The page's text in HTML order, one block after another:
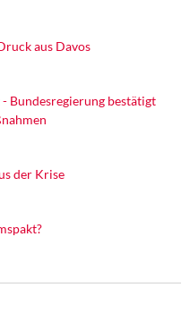
aus Davos
Bundesregierung bestätigt
der Krise